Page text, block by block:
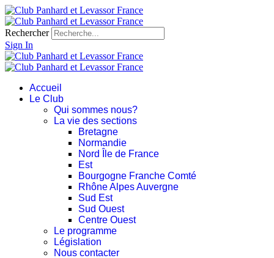
Rechercher
Sign In
Accueil
Le Club
Qui sommes nous?
La vie des sections
Bretagne
Normandie
Nord Île de France
Est
Bourgogne Franche Comté
Rhône Alpes Auvergne
Sud Est
Sud Ouest
Centre Ouest
Le programme
Législation
Nous contacter